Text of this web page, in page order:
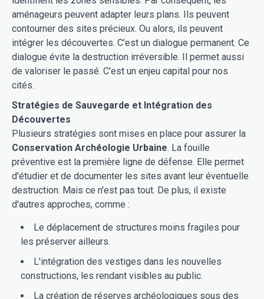
aménageurs peuvent adapter leurs plans. Ils peuvent
contourner des sites précieux. Ou alors, ils peuvent
intégrer les découvertes. C'est un dialogue permanent. Ce
dialogue évite la destruction irréversible. Il permet aussi
de valoriser le passé. C'est un enjeu capital pour nos
cités.
Stratégies de Sauvegarde et Intégration des
Découvertes
Plusieurs stratégies sont mises en place pour assurer la
Conservation Archéologie Urbaine. La fouille
préventive est la première ligne de défense. Elle permet
d'étudier et de documenter les sites avant leur éventuelle
destruction. Mais ce n'est pas tout. De plus, il existe
d'autres approches, comme :
Le déplacement de structures moins fragiles pour
les préserver ailleurs.
L'intégration des vestiges dans les nouvelles
constructions, les rendant visibles au public.
La création de réserves archéologiques sous des